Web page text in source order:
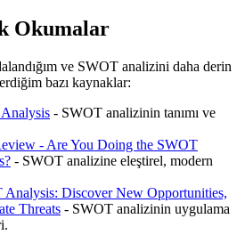
Okumalar
ve SWOT analizini daha derin
bazı kaynaklar:
- SWOT analizinin tanımı ve
- Are You Doing the SWOT
- SWOT analizine eleştirel, modern
Discover New Opportunities,
Threats - SWOT analizinin uygulama